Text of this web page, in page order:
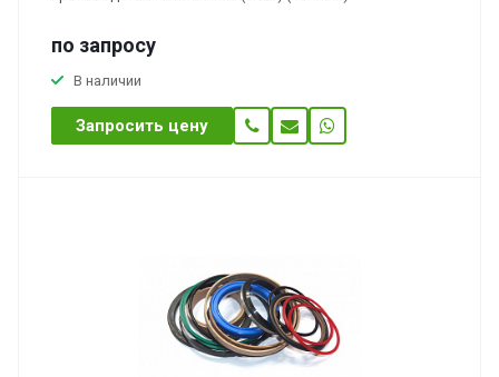
по запросу
В наличии
Запросить цену